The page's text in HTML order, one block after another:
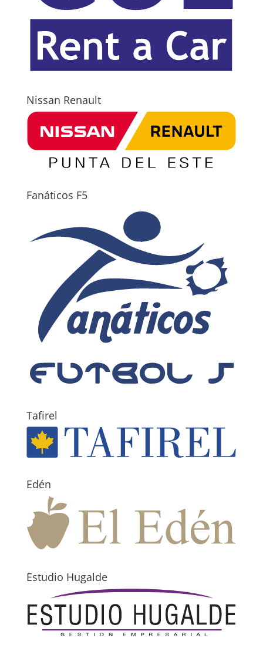
Nissan Renault
Fanáticos F5
Tafirel
Edén
Estudio Hugalde